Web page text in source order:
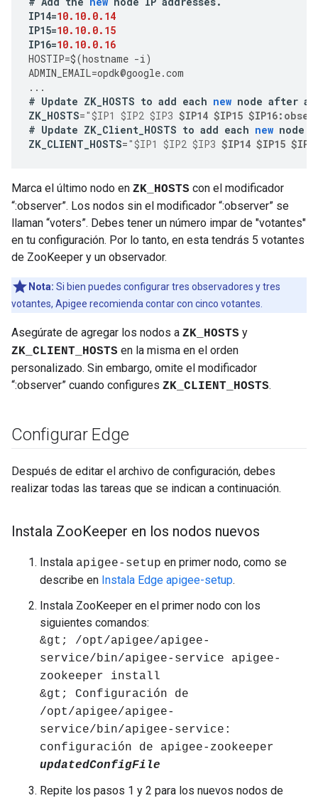
IP14=10.10.0.14
IP15=10.10.0.15
IP16=10.10.0.16
HOSTIP=$(hostname -i)
ADMIN_EMAIL=opdk@google.com
...
# Update ZK_HOSTS to add each new node after an
ZK_HOSTS="$IP1 $IP2 $IP3 $IP14 $IP15
# Update ZK_Client_HOSTS to add each new node
ZK_CLIENT_HOSTS="$IP1 $IP2 $IP3 $IP14 $IP15
Marca el último nodo en ZK_HOSTS con el modificador
“:observer”. Los nodos sin el modificador “:observer” se
llaman “voters”. Debes tener un número impar de "votantes"
en tu configuración. Por lo tanto, en esta tendrás 5 votantes
de ZooKeeper y un observador.
Nota: Si bien puedes configurar tres observadores y tres
votantes, Apigee recomienda contar con cinco votantes.
Asegúrate de agregar los nodos a ZK_HOSTS y
ZK_CLIENT_HOSTS en la misma en el orden
personalizado. Sin embargo, omite el modificador
“:observer” cuando configures ZK_CLIENT_HOSTS.
Configurar Edge
Después de editar el archivo de configuración, debes
realizar todas las tareas que se indican a continuación.
Instala ZooKeeper en los nodos nuevos
Instala apigee-setup en primer nodo, como se
describe en Instala Edge apigee-setup.
Instala ZooKeeper en el primer nodo con los
siguientes comandos:
&gt; /opt/apigee/apigee-
service/bin/apigee-service apigee-
zookeeper install
&gt; Configuración de
/opt/apigee/apigee-
service/bin/apigee-service:
configuración de apigee-zookeeper
updatedConfigFile
Repite los pasos 1 y 2 para los nuevos nodos de